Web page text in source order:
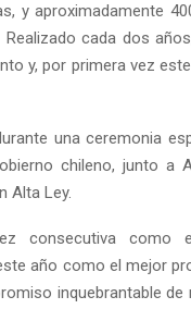
y aproximadamente
cada dos
y, por primera vez
una ceremonia
chileno, junto a
Alta Ley.
consecutiva como
año como el mejor
inquebrantable de